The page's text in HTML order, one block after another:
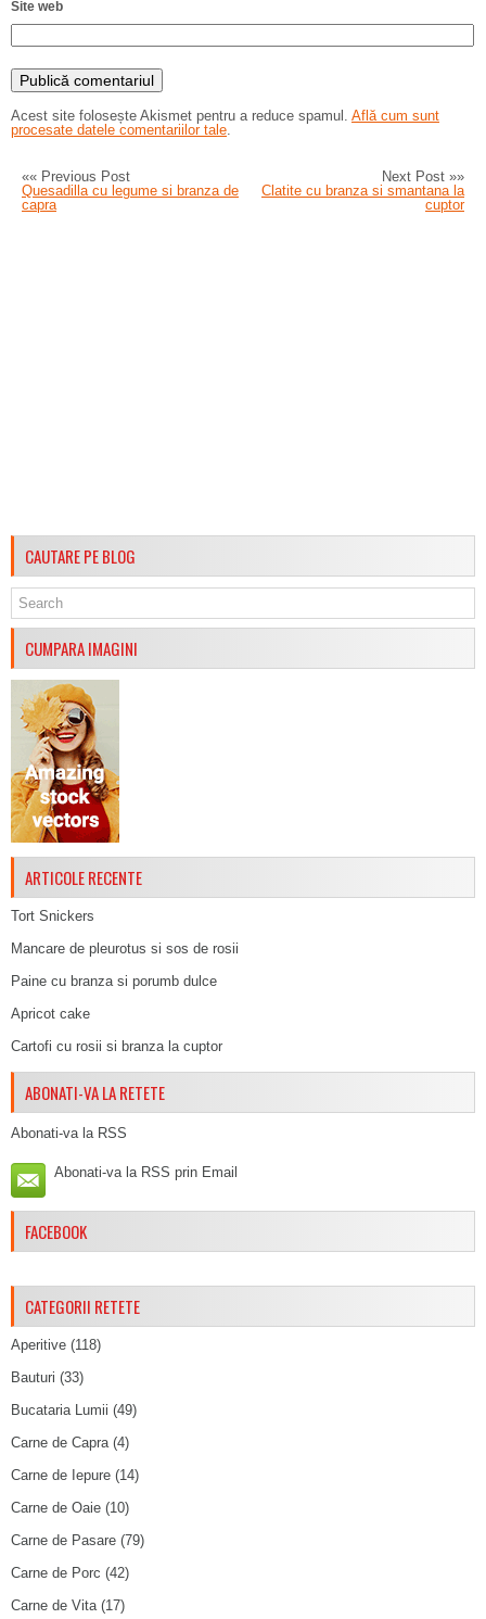
Site web
Acest site folosește Akismet pentru a reduce spamul. Află cum sunt
procesate datele comentariilor tale
«« Previous Post
Quesadilla cu legume si branza de
capra
Next Post »»
Clatite cu branza si smantana la
cuptor
CAUTARE PE BLOG
CUMPARA IMAGINI
ARTICOLE RECENTE
Tort Snickers
Mancare de pleurotus si sos de rosii
Paine cu branza si porumb dulce
Apricot cake
Cartofi cu rosii si branza la cuptor
ABONATI-VA LA RETETE
Abonati-va la RSS
Abonati-va la RSS prin Email
FACEBOOK
CATEGORII RETETE
Aperitive (118)
Bauturi (33)
Bucataria Lumii (49)
Carne de Capra (4)
Carne de Iepure (14)
Carne de Oaie (10)
Carne de Pasare (79)
Carne de Porc (42)
Carne de Vita (17)